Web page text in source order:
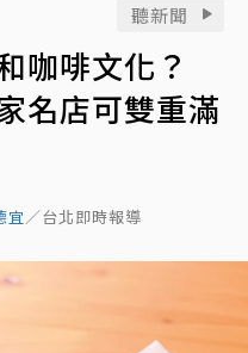
聽新聞
咖啡文化？
名店可雙重滿
宜／台北即時報導